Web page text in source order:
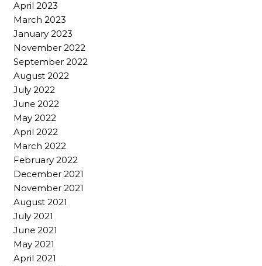
April 2023
March 2023
January 2023
November 2022
September 2022
August 2022
July 2022
June 2022
May 2022
April 2022
March 2022
February 2022
December 2021
November 2021
August 2021
July 2021
June 2021
May 2021
April 2021